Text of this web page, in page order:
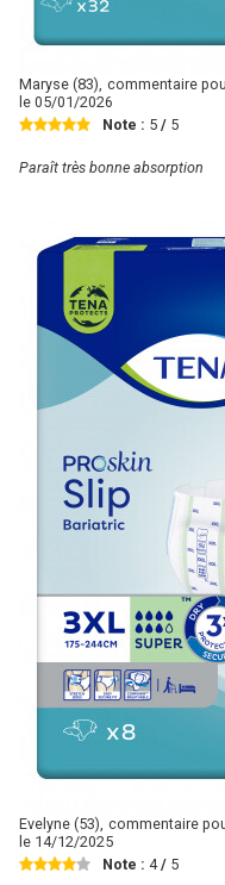
Maryse (83), commentaire
le 05/01/2026
Note : 5 / 5
Paraît très bonne absorption
Evelyne (53), commentaire
le 14/12/2025
Note : 4/ 5